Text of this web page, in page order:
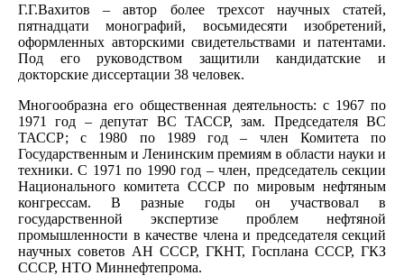
Г.Г.Вахитов – автор более трехсот научных статей,
пятнадцати монографий, восьмидесяти изобретений,
оформленных авторскими свидетельствами и патентами.
Под его руководством защитили кандидатские и
докторские диссертации 38 человек.
Многообразна его общественная деятельность: с 1967 по
1971 год – депутат ВС ТАССР, зам. Председателя ВС
ТАССР; с 1980 по 1989 год – член Комитета по
Государственным и Ленинским премиям в области науки и
техники. С 1971 по 1990 год – член, председатель секции
Национального комитета СССР по мировым нефтяным
конгрессам. В разные годы он участвовал в
государственной экспертизе проблем нефтяной
промышленности в качестве члена и председателя секций
научных советов АН СССР, ГКНТ, Госплана СССР, ГКЗ
СССР, НТО Миннефтепрома.